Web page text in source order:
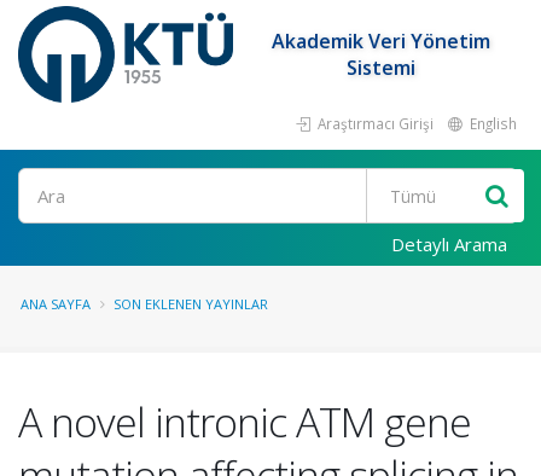
Akademik Veri Yönetim
Sistemi
Araştırmacı Girişi English
Ara
Detaylı Arama
ANA SAYFA SON EKLENEN YAYINLAR
A novel intronic ATM gene